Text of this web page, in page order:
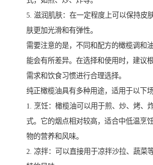
5. 滋润肌肤：在一定程度上可以保持皮
肤更加光滑和有弹性。
需要注意的是，不同和配方的橄榄调和
能会有所差异。在选择和使用时，建议
需求和饮食习惯进行合理选择。
纯正橄榄油具有多种用途，适用于以下场
1. 烹饪：橄榄油可以用于煎、炒、烤、
式。它的烟点相对较高，适合中低温烹
物的营养和风味。
2. 凉拌：可以直接用于凉拌沙拉、蔬菜